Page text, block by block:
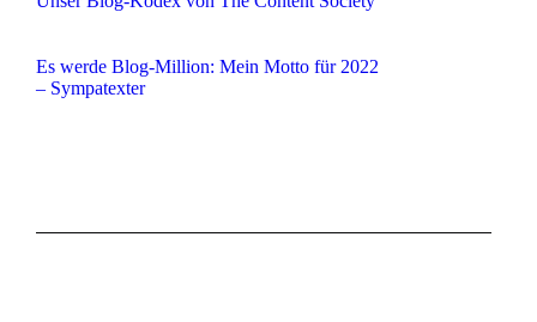
Es werde Blog-Million: Mein Motto für 2022
– Sympatexter